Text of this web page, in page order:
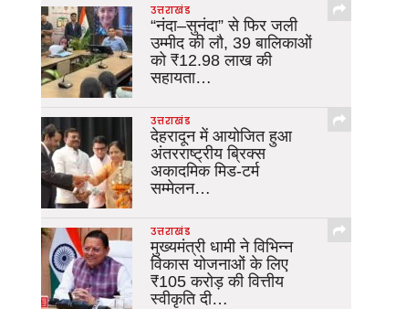
उत्तराखंड
“नंदा–सुनंदा” से फिर जली
उम्मीद की लौ, 39 बालिकाओं
को ₹12.98 लाख की
सहायता…
उत्तराखंड
देहरादून में आयोजित हुआ
अंतरराष्ट्रीय ब्रिक्स
अकादमिक मिड-टर्म
सम्मेलन…
उत्तराखंड
मुख्यमंत्री धामी ने विभिन्न
विकास योजनाओं के लिए
₹105 करोड़ की वित्तीय
स्वीकृति दी…